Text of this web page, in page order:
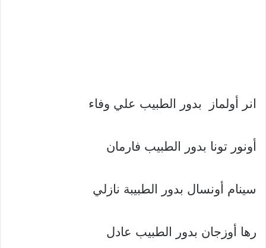
انر أولماز بدور الطبيب علي وفاء
أونور تونا بدور الطبيب فارمان
سينام أونسال بدور الطبيبة نازلي
رها أوزجان بدور الطبيب عادل